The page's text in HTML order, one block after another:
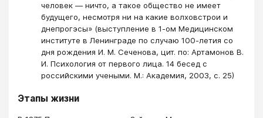
человек — ничто, а такое общество не имеет
будущего, несмотря ни на какие волховстрои и
днепрогэсы» (выступление в 1-ом Медицинском
институте в Ленинграде по случаю 100-летия со
дня рождения И. М. Сеченова, цит. по: Артамонов В.
И. Психология от первого лица. 14 бесед с
российскими учеными. М.: Академия, 2003, с. 25)
Этапы жизни